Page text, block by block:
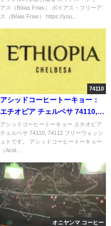
アス（Bóias Frias） ボイアス・フリーア
ス（Bóias Frias） https://you...
74110
アシッドコーヒートーキョー：
エチオピア チェルベサ 74110,
74112 フリーウォッシュト
アシッドコーヒートーキョー エチオピア
チェルベサ 74110, 74112 フリーウォッシ
ュトです。 アシッドコーヒートーキョー
（Acid...
オニヤンマ コーヒー